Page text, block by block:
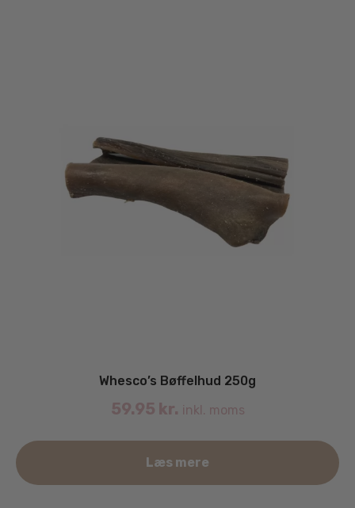
Whesco’s Bøffelhud 250g
59.95 kr. inkl. moms
Læs mere